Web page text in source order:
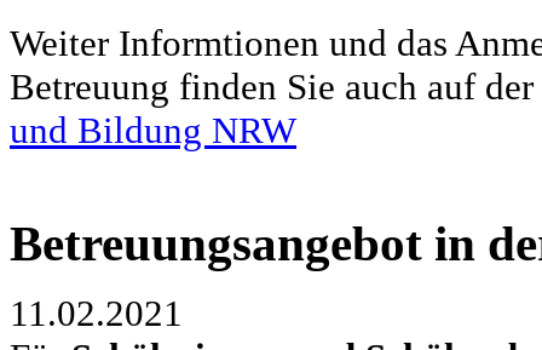
Weiter Informtionen und das
Betreuung finden Sie auch auf der
und Bildung NRW
Betreuungsangebot in
11.02.2021